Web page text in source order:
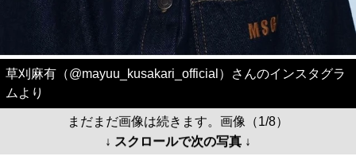
草刈麻有（@mayuu_kusakari_official）さんのインスタグラ
ムより
まだまだ画像は続きます。画像（1/8）
↓ スクロールで次の写真 ↓